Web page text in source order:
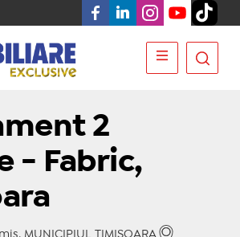
2
- Fabric,
MUNICIPIUL TIMIŞOARA